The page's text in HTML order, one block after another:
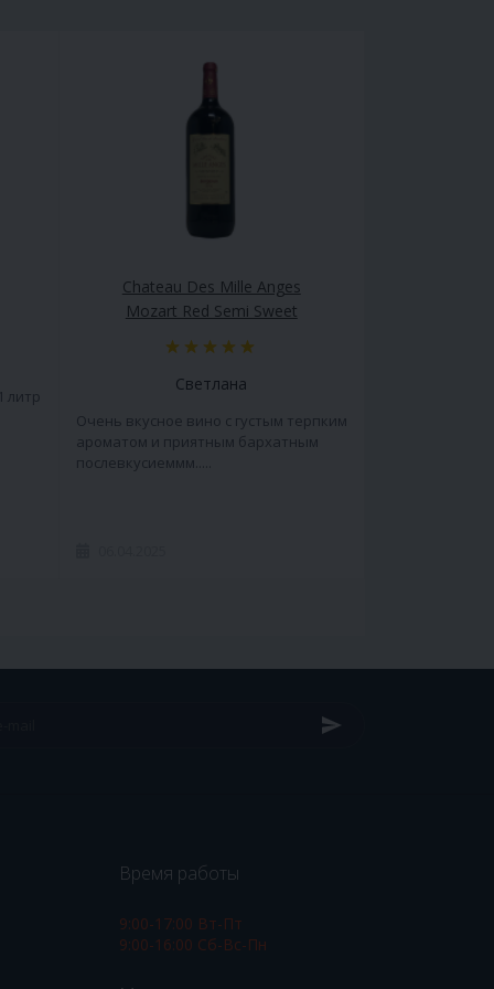
литр
Chateau Des Mille Anges
Mozart Red Semi Sweet
Светлана
Очень вкусное вино с густым терпким
ароматом и приятным бархатным
послевкусиеммм.....
Время работы
9:00-17:00 Вт-Пт
9:00-16:00 Сб-Вс-Пн